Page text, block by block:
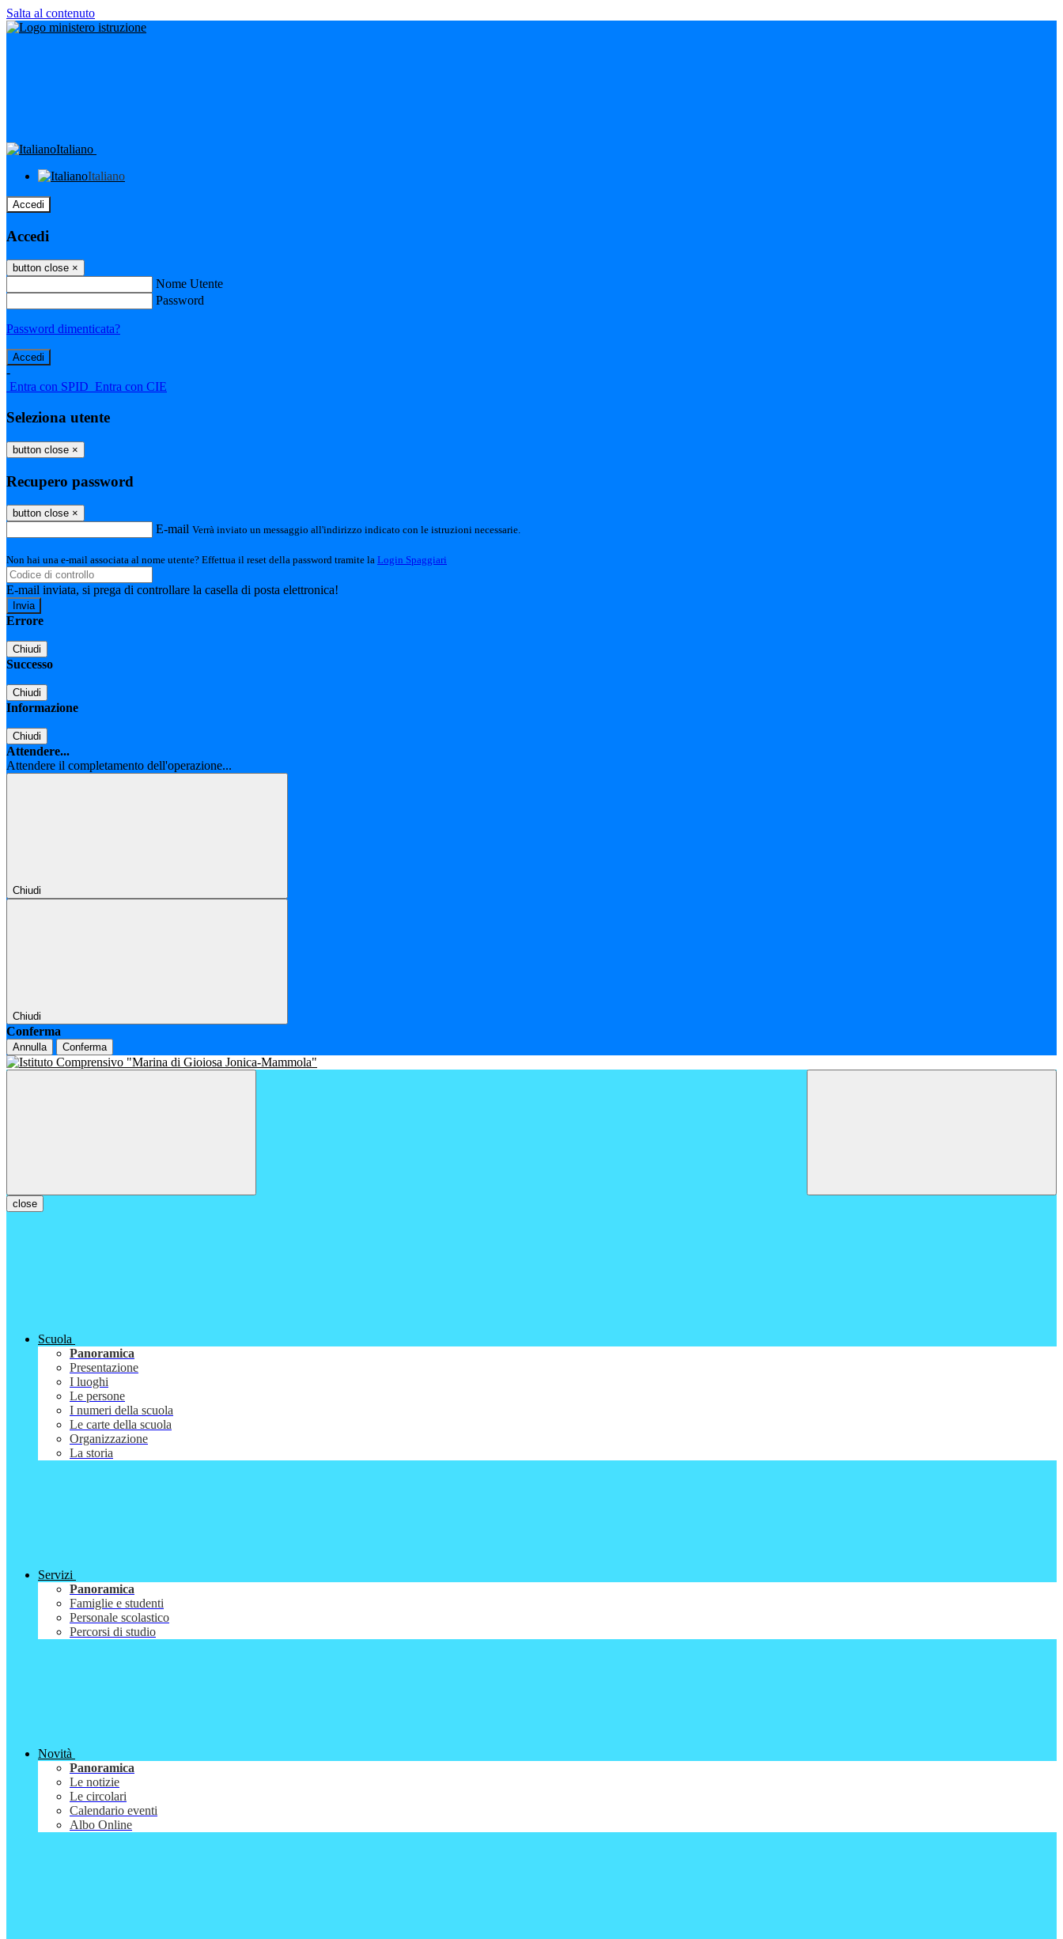
Salta al contenuto
Italiano
Italiano
Accedi
Accedi
button close ×
Nome Utente
Password
Password dimenticata?
-
Entra con SPID Entra con CIE
Seleziona utente
button close ×
Recupero password
button close ×
E-mail Verrà inviato un messaggio all'indirizzo indicato con le istruzioni necessarie.
Non hai una e-mail associata al nome utente? Effettua il reset della password tramite la Login Spaggiari
E-mail inviata, si prega di controllare la casella di posta elettronica!
Errore
Chiudi
Successo
Chiudi
Informazione
Chiudi
Attendere...
Attendere il completamento dell'operazione...
Chiudi
Chiudi
Conferma
Annulla Conferma
close
Scuola
Panoramica
Presentazione
I luoghi
Le persone
I numeri della scuola
Le carte della scuola
Organizzazione
La storia
Servizi
Panoramica
Famiglie e studenti
Personale scolastico
Percorsi di studio
Novità
Panoramica
Le notizie
Le circolari
Calendario eventi
Albo Online